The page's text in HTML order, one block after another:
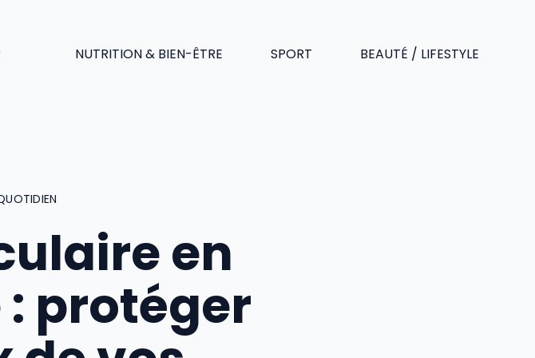
NUTRITION & BIEN-ÊTRE SPORT BEAUTÉ / LIFESTYLE
en
protéger